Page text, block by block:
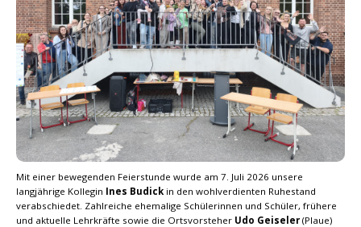
Mit einer bewegenden Feierstunde wurde am 7. Juli 2026 unsere
langjährige Kollegin Ines Budick in den wohlverdienten Ruhestand
verabschiedet. Zahlreiche ehemalige Schülerinnen und Schüler, frühere
und aktuelle Lehrkräfte sowie die Ortsvorsteher Udo Geiseler (Plaue)